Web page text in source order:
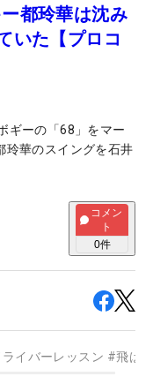
都玲華は沈み
いた【プロコ
ギーの「68」をマー
玲華のスイングを石井
コメン
ト
0件
ライバーレッスン #飛ば